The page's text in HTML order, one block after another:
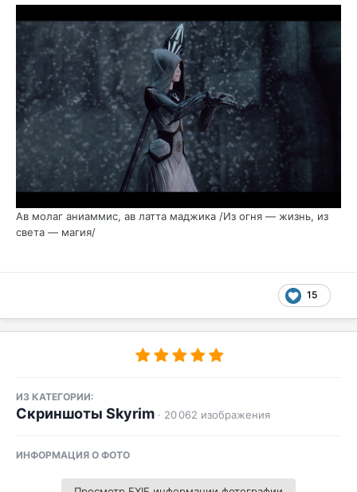
Ав молаг аниаммис, ав латта маджика /Из огня — жизнь, из
света — магия/
15
ИЗ КАТЕГОРИИ:
Скриншоты Skyrim · 20 062 изображения
ИНФОРМАЦИЯ О ФОТО